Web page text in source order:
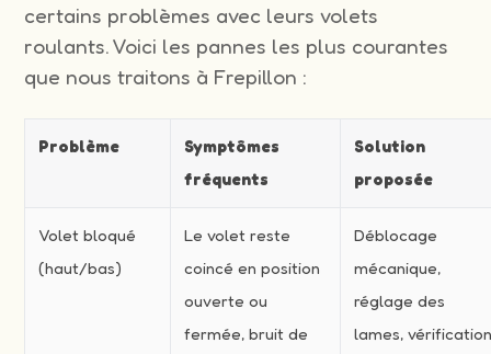
certains problèmes avec leurs volets
roulants. Voici les pannes les plus courantes
que nous traitons à Frepillon :
Problème
Symptômes
fréquents
Solution
proposée
Volet bloqué
(haut/bas)
Le volet reste
coincé en position
ouverte ou
fermée, bruit de
Déblocage
mécanique,
réglage des
lames,